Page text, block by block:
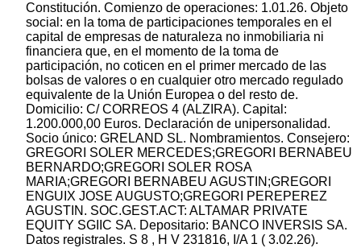
Constitución. Comienzo de operaciones: 1.01.26. Objeto
social: en la toma de participaciones temporales en el
capital de empresas de naturaleza no inmobiliaria ni
financiera que, en el momento de la toma de
participación, no coticen en el primer mercado de las
bolsas de valores o en cualquier otro mercado regulado
equivalente de la Unión Europea o del resto de.
Domicilio: C/ CORREOS 4 (ALZIRA). Capital:
1.200.000,00 Euros. Declaración de unipersonalidad.
Socio único: GRELAND SL. Nombramientos. Consejero:
GREGORI SOLER MERCEDES;GREGORI BERNABEU
BERNARDO;GREGORI SOLER ROSA
MARIA;GREGORI BERNABEU AGUSTIN;GREGORI
ENGUIX JOSE AUGUSTO;GREGORI PEREPEREZ
AGUSTIN. SOC.GEST.ACT: ALTAMAR PRIVATE
EQUITY SGIIC SA. Depositario: BANCO INVERSIS SA.
Datos registrales. S 8 , H V 231816, I/A 1 ( 3.02.26).